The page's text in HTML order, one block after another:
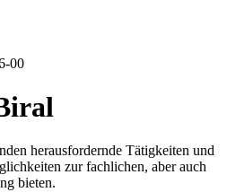
00
herausfordernde Tätigkeiten und
zur fachlichen, aber auch
bieten.